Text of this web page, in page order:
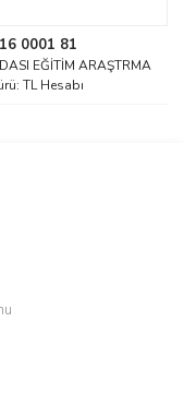
0001 81
EĞİTİM ARAŞTRMA
TL Hesabı